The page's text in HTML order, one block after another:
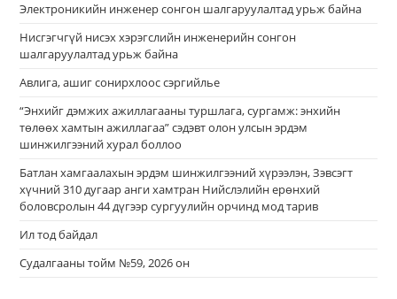
Электроникийн инженер сонгон шалгаруулалтад урьж байна
Нисгэгчгүй нисэх хэрэгслийн инженерийн сонгон
шалгаруулалтад урьж байна
Авлига, ашиг сонирхлоос сэргийлье
“Энхийг дэмжих ажиллагааны туршлага, сургамж: энхийн
төлөөх хамтын ажиллагаа” сэдэвт олон улсын эрдэм
шинжилгээний хурал боллоо
Батлан хамгаалахын эрдэм шинжилгээний хүрээлэн, Зэвсэгт
хүчний 310 дугаар анги хамтран Нийслэлийн ерөнхий
боловсролын 44 дүгээр сургуулийн орчинд мод тарив
Ил тод байдал
Судалгааны тойм №59, 2026 он